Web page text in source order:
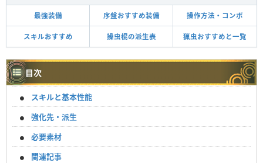
最強装備 序盤おすすめ装備 操作方法・コンボ
スキルおすすめ 操虫棍の派生表 猟虫おすすめと一覧
目次
スキルと基本性能
強化先・派生
必要素材
関連記事